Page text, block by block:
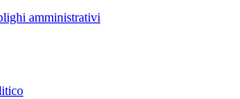
amministrativi